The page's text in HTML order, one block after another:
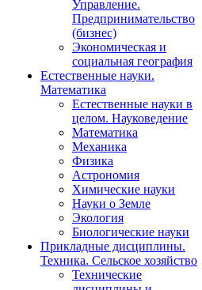
Управление.
Предпринимательство
(бизнес)
Экономическая и
социальная география
Естественные науки.
Математика
Естественные науки в
целом. Науковедение
Математика
Механика
Физика
Астрономия
Химические науки
Науки о Земле
Экология
Биологические науки
Прикладные дисциплины.
Техника. Сельское хозяйство
Технические